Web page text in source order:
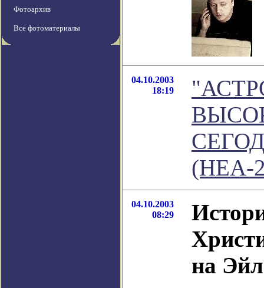
Фотоархив
Все фотоматериалы
04.10.2003
18:19
(HEA-
04.10.2003
08:29
на